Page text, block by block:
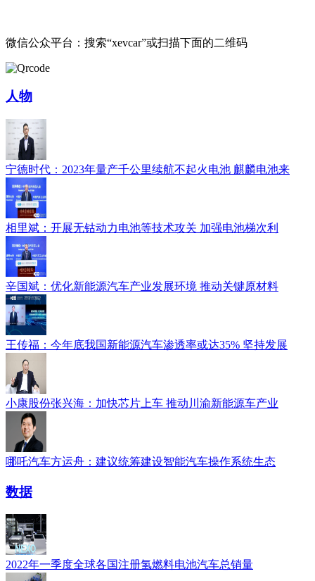
微信公众平台：搜索“xevcar”或扫描下面的二维码
人物
宁德时代：2023年量产千公里续航不起火电池 麒麟电池来
相里斌：开展无钴动力电池等技术攻关 加强电池梯次利
辛国斌：优化新能源汽车产业发展环境 推动关键原材料
王传福：今年底我国新能源汽车渗透率或达35% 坚持发展
小康股份张兴海：加快芯片上车 推动川渝新能源车产业
哪吒汽车方运舟：建议统筹建设智能汽车操作系统生态
数据
2022年一季度全球各国注册氢燃料电池汽车总销量